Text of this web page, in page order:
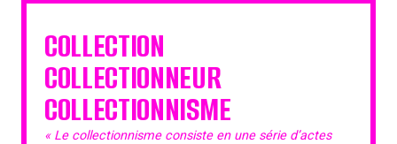
COLLECTION
COLLECTIONNEUR
COLLECTIONNISME
« Le collectionnisme consiste en une série d’actes